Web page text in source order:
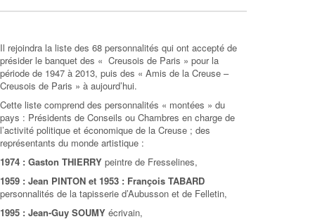
Il rejoindra la liste des 68 personnalités qui ont accepté de
présider le banquet des « Creusois de Paris » pour la
période de 1947 à 2013, puis des « Amis de la Creuse –
Creusois de Paris » à aujourd’hui.
Cette liste comprend des personnalités « montées » du
pays : Présidents de Conseils ou Chambres en charge de
l’activité politique et économique de la Creuse ; des
représentants du monde artistique :
1974 : Gaston THIERRY peintre de Fresselines,
1959 : Jean PINTON et 1953 : François TABARD
personnalités de la tapisserie d’Aubusson et de Felletin,
1995 : Jean-Guy SOUMY écrivain,